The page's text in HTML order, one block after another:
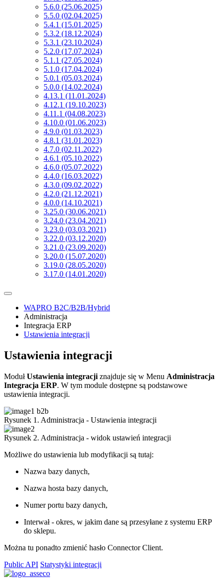
5.6.0 (25.06.2025)
5.5.0 (02.04.2025)
5.4.1 (15.01.2025)
5.3.2 (18.12.2024)
5.3.1 (23.10.2024)
5.2.0 (17.07.2024)
5.1.1 (27.05.2024)
5.1.0 (17.04.2024)
5.0.1 (05.03.2024)
5.0.0 (14.02.2024)
4.13.1 (11.01.2024)
4.12.1 (19.10.2023)
4.11.1 (04.08.2023)
4.10.0 (01.06.2023)
4.9.0 (01.03.2023)
4.8.1 (31.01.2023)
4.7.0 (02.11.2022)
4.6.1 (05.10.2022)
4.6.0 (05.07.2022)
4.4.0 (16.03.2022)
4.3.0 (09.02.2022)
4.2.0 (21.12.2021)
4.0.0 (14.10.2021)
3.25.0 (30.06.2021)
3.24.0 (23.04.2021)
3.23.0 (03.03.2021)
3.22.0 (03.12.2020)
3.21.0 (23.09.2020)
3.20.0 (15.07.2020)
3.19.0 (28.05.2020)
3.17.0 (14.01.2020)
WAPRO B2C/B2B/Hybrid
Administracja
Integracja ERP
Ustawienia integracji
Ustawienia integracji
ModułUstawienia integracji znajduje się w Menu Administracja
Integracja ERP. W tym module dostępne są podstawowe
ustawienia integracji.
Rysunek 1. Administracja - Ustawienia integracji
Rysunek 2. Administracja - widok ustawień integracji
Możliwe do ustawienia lub modyfikacji są tutaj:
Nazwa bazy danych,
Nazwa hosta bazy danych,
Numer portu bazy danych,
Interwał - okres, w jakim dane są przesyłane z systemu ERP
do sklepu.
Można tu ponadto zmienić hasło Connector Client.
Public API Statystyki integracji